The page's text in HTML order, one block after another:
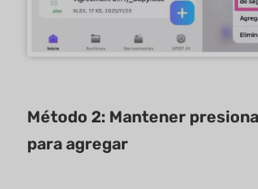
Método 2: Mantener
para agregar